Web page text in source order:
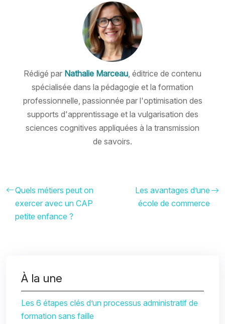
Rédigé par Nathalie Marceau , éditrice de contenu
spécialisée dans la pédagogie et la formation
professionnelle, passionnée par l'optimisation des
supports d'apprentissage et la vulgarisation des
sciences cognitives appliquées à la transmission
de savoirs.
Quels métiers peut on
exercer avec un CAP
petite enfance ?
Les avantages d’une
école de commerce
À la une
Les 6 étapes clés d’un processus administratif de
formation sans faille